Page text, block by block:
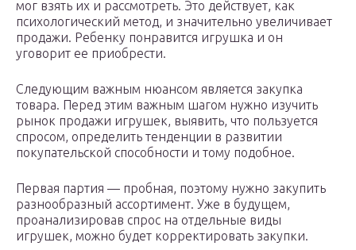
мог взять их и рассмотреть. Это действует, как
психологический метод, и значительно увеличивает
продажи. Ребенку понравится игрушка и он
уговорит ее приобрести.
Следующим важным нюансом является закупка
товара. Перед этим важным шагом нужно изучить
рынок продажи игрушек, выявить, что пользуется
спросом, определить тенденции в развитии
покупательской способности и тому подобное.
Первая партия — пробная, поэтому нужно закупить
разнообразный ассортимент. Уже в будущем,
проанализировав спрос на отдельные виды
игрушек, можно будет корректировать закупки.